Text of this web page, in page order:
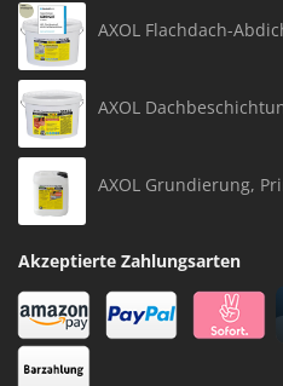
AXOL Flachdach-
AXOL
AXOL Grundierung,
Akzeptierte Zahlungsarten